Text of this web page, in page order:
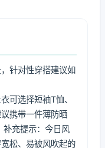
针对性穿搭建议如
可选择短袖T恤、
携带一件薄防晒
补充提示：今日风
松、易被风吹起的